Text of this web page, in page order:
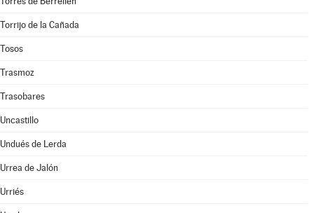
Torrijo de la Cañada
Tosos
Trasmoz
Trasobares
Uncastillo
Undués de Lerda
Urrea de Jalón
Urriés